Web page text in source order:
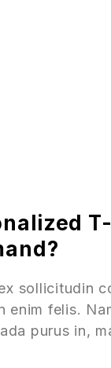
sollicitudin
enim felis.
purus in,